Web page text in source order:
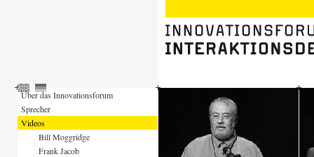
Über das Innovationsforum
Sprecher
Videos
Bill Moggridge
Frank Jacob